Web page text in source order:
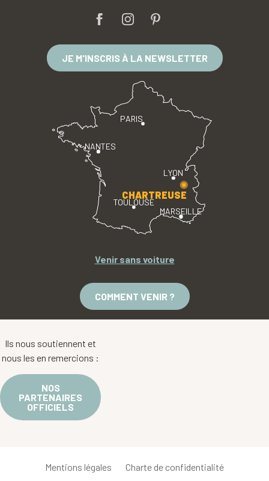
JE M'INSCRIS À LA NEWSLETTER
PARIS
LYON
TOULOUSE
MARSEILLE
NANTES
CHARTREUSE
Venir sans voiture
COMMENT VENIR ?
Ils nous soutiennent et
nous les en remercions :
NOS
PARTENAIRES
OFFICIELS
Mentions légales Charte de confidentialité